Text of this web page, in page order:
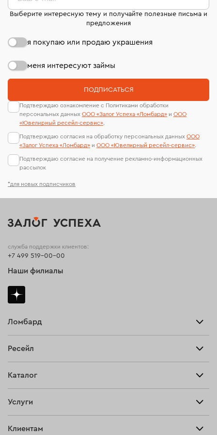
*для новых подписчиков
Выберите интересную тему и получайте полезные письма и
предложения
я покупаю или продаю украшения
меня интересуют займы
ПОДПИСАТЬСЯ
Подтверждаю ознакомление с Политиками обработки
персональных данных ООО «Залог Успеха «Ломбард» и ООО
«Ювелирный ресейл-сервиc».
Подтверждаю согласия на обработку персональных данных ООО
«Залог Успеха «Ломбард» и ООО «Ювелирный ресейл-сервиc».
Подтверждаю согласие на получение рекламно-информационных
рассылок
Ломбард
Тарифы
Ресейл
Купить
Каталог
Серьги
Услуги
Клиентам
служба поддержки клиентов:
+7 499 519-00-00
Наши филиалы